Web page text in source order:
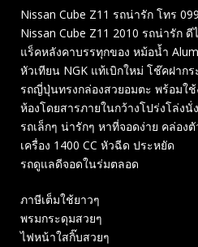
Nissan Cube Z11 รถน่ารัก โทร
Nissan Cube Z11 2010 รถน่ารัก
แร็คหลังคาบรรทุกของ หม้อน้ำ
หัวเทียน NGK แท้เบิกใหม่ โช๊คฝาก
รถญี่ปุ่นทรงกล่องสวยอมตะ พร้อมใ
ห้องโดยสารภายในกว้างโปร่งโล่งนั่
รถเล็กๆ น่ารักๆ หาที่จอดง่าย คล่องตั
เครื่อง 1400 CC หัวฉีด ประหยัด
รถดูแลดีจอดในร่มตลอด
ภาษีเต็มใช้ยาวๆ
พรมกระดุมสวยๆ
ไฟหน้าใสกิ๊บสวยๆ